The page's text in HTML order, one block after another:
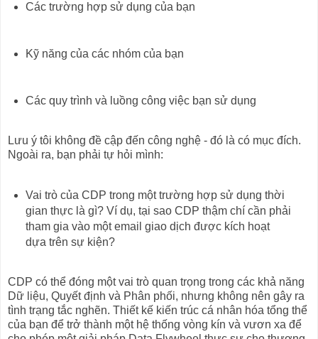
Các trường hợp sử dụng của bạn
Kỹ năng của các nhóm của bạn
Các quy trình và luồng công việc bạn sử dụng
Lưu ý tôi không đề cập đến công nghệ - đó là có mục đích.
Ngoài ra, bạn phải tự hỏi mình:
Vai trò của CDP trong một trường hợp sử dụng thời
gian thực là gì? Ví dụ, tại sao CDP thậm chí cần phải
tham gia vào một email giao dịch được kích hoạt
dựa trên sự kiện?
CDP có thể đóng một vai trò quan trọng trong các khả năng
Dữ liệu, Quyết định và Phân phối, nhưng không nên gây ra
tình trạng tắc nghẽn. Thiết kế kiến trúc cá nhân hóa tổng thể
của bạn để trở thành một hệ thống vòng kín và vươn xa để